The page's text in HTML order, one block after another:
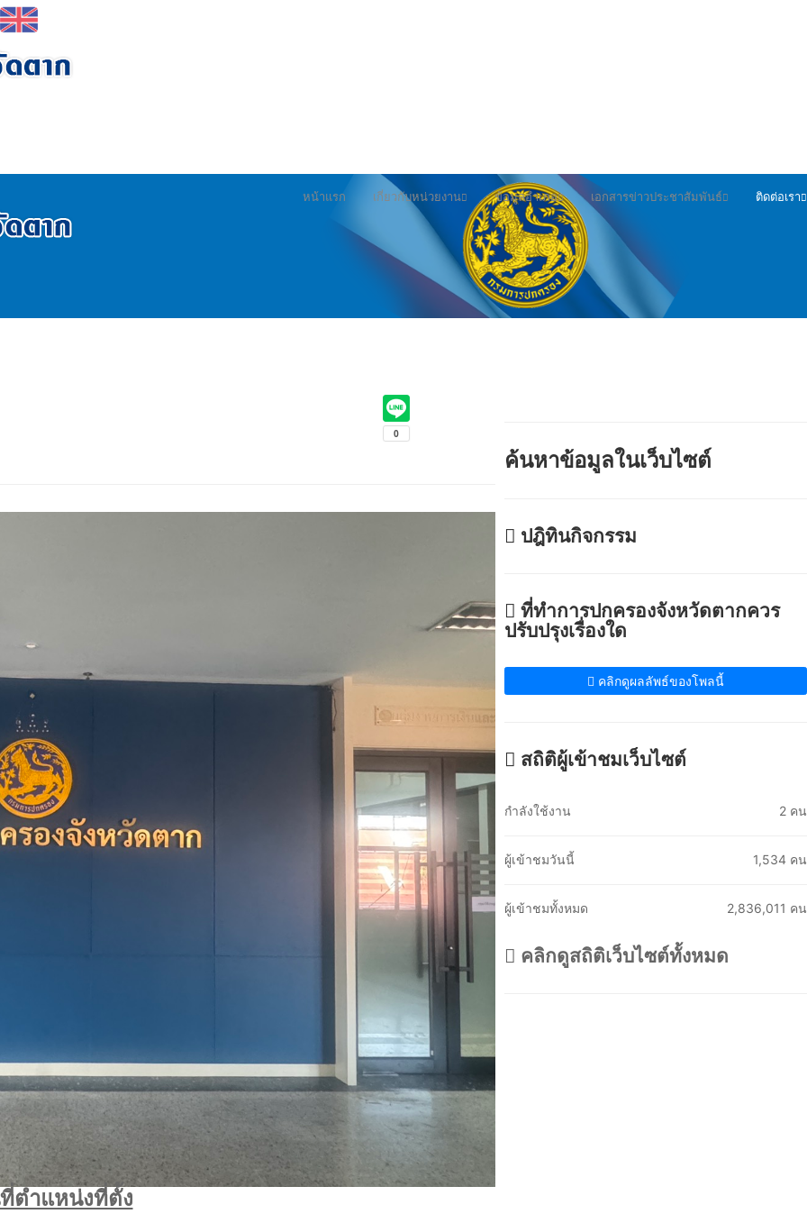
หน้าแรก เกี่ยวกับหน่วยงาน ข้อมูลอำเภอ เอกสารข่าวประชาสัมพันธ์ ติดต่อเรา
ตำแหน่งที่ตั้ง
ค้นหาข้อมูลในเว็บไซต์
ปฎิทินกิจกรรม
ที่ทำการปกครองจังหวัดตากควร
ปรับปรุงเรื่องใด
คลิกดูผลลัพธ์ของโพลนี้
สถิติผู้เข้าชมเว็บไซต์
กำลังใช้งาน 2 คน
ผู้เข้าชมวันนี้ 1,534 คน
ผู้เข้าชมทั้งหมด 2,836,011 คน
คลิกดูสถิติเว็บไซต์ทั้งหมด